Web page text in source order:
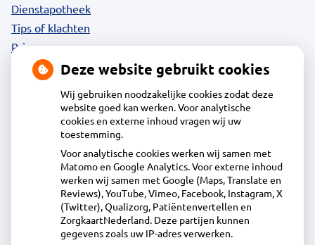
Dienstapotheek
Tips of klachten
Privacy
Acdapha Apotheek Saendelft
Kaaikhof 69A, 1567JP Assendelft
075–6877877
info@apotheeksaendelft.nl
Inschrijven
Deze website gebruikt cookies
Wij gebruiken noodzakelijke cookies zodat deze
website goed kan werken. Voor analytische
cookies en externe inhoud vragen wij uw
toestemming.
Voor analytische cookies werken wij samen met
Matomo en Google Analytics. Voor externe inhoud
werken wij samen met Google (Maps, Translate en
Reviews), YouTube, Vimeo, Facebook, Instagram, X
(Twitter), Qualizorg, Patiëntenvertellen en
ZorgkaartNederland. Deze partijen kunnen
gegevens zoals uw IP-adres verwerken.